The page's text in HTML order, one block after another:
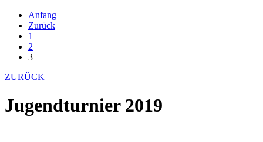
Anfang
Zurück
1
2
3
ZURÜCK
Jugendturnier 2019